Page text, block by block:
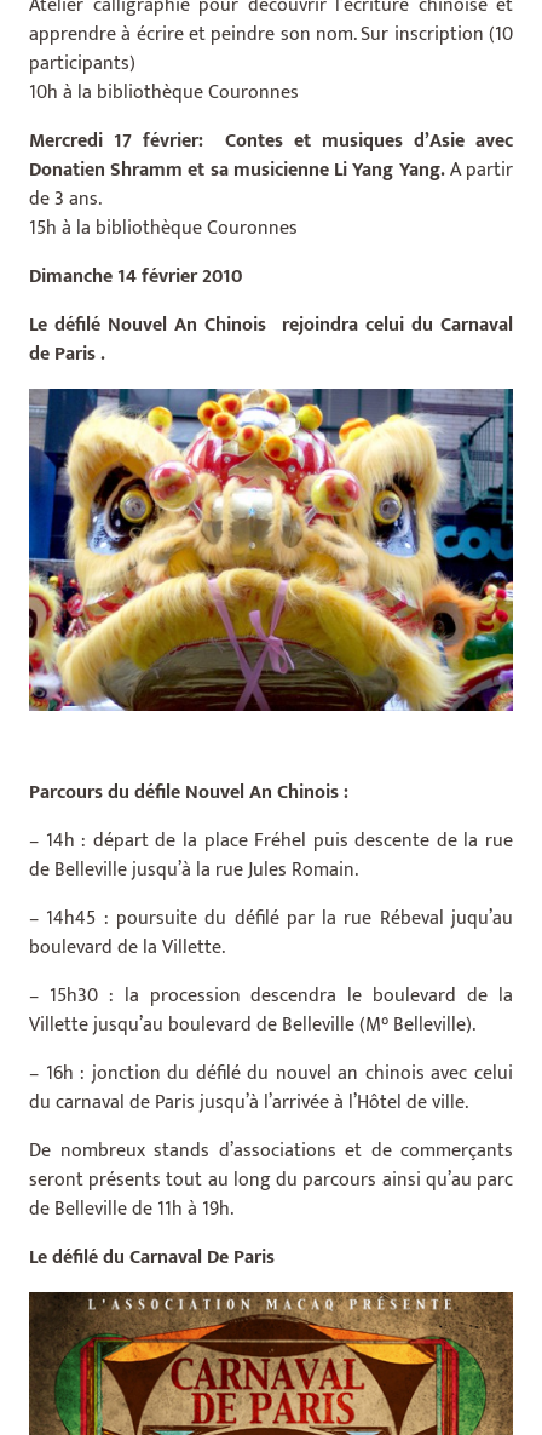
apprendre à écrire et peindre son nom. Sur inscription (10
participants)
10h à la bibliothèque Couronnes
Mercredi 17 février: Contes et musiques d’Asie avec
Donatien Shramm et sa musicienne Li Yang Yang.A partir
de 3 ans.
15h à la bibliothèque Couronnes
Dimanche 14 février 2010
Le défilé Nouvel An Chinois rejoindra celui du Carnaval
de Paris .
Parcours du défile Nouvel An Chinois :
– 14h : départ de la place Fréhel puis descente de la rue
de Belleville jusqu’à la rue Jules Romain.
– 14h45 : poursuite du défilé par la rue Rébeval juqu’au
boulevard de la Villette.
– 15h30 : la procession descendra le boulevard de la
Villette jusqu’au boulevard de Belleville (M° Belleville).
– 16h : jonction du défilé du nouvel an chinois avec celui
du carnaval de Paris jusqu’à l’arrivée à l’Hôtel de ville.
De nombreux stands d’associations et de commerçants
seront présents tout au long du parcours ainsi qu’au parc
de Belleville de 11h à 19h.
Le défilé du Carnaval De Paris